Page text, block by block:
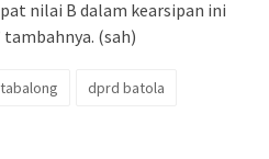
nilai B dalam kearsipan ini
(sah)
dprd batola